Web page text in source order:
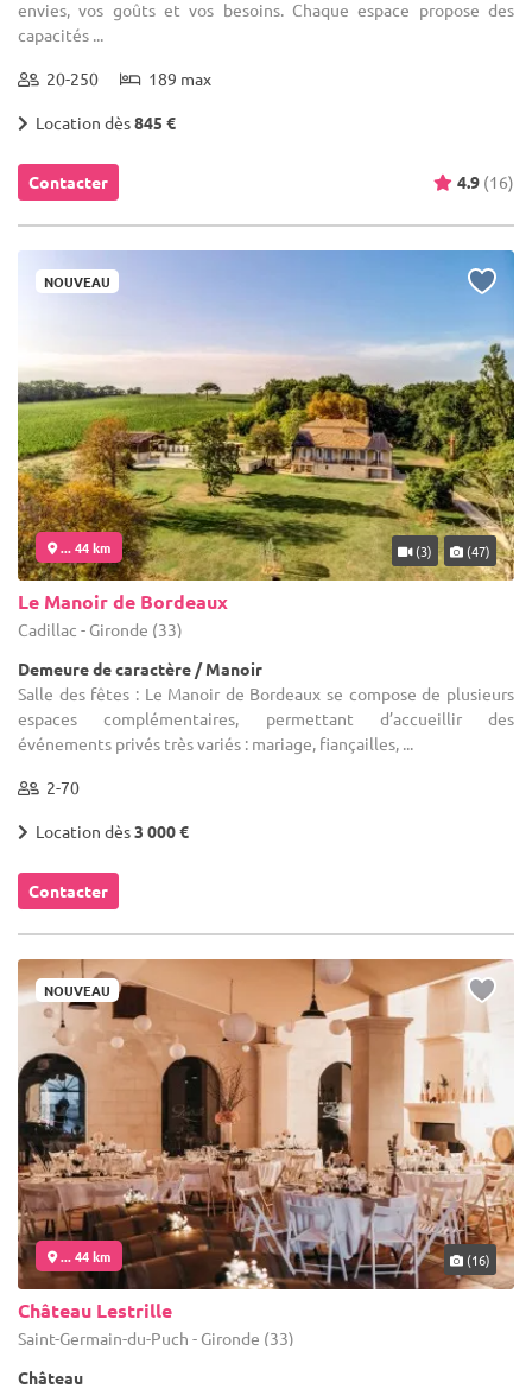
envies, vos goûts et vos besoins. Chaque espace propose des
capacités ...
20-250 189 max
Location dès845 €
Contacter 4.9 (16)
NOUVEAU
... 44 km (3) (47)
Le Manoir de Bordeaux
Cadillac - Gironde (33)
Demeure de caractère / Manoir
Salle des fêtes : Le Manoir de Bordeaux se compose de plusieurs
espaces complémentaires, permettant d’accueillir des
événements privés très variés : mariage, fiançailles, ...
2-70
Location dès3 000 €
Contacter
NOUVEAU
... 44 km (16)
Château Lestrille
Saint-Germain-du-Puch - Gironde (33)
Château